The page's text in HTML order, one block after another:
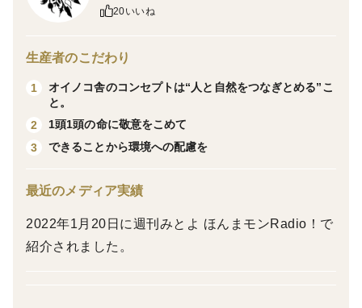
20いいね
生産者のこだわり
1
オイノコ舎のコンセプトは“人と自然をつなぎとめる”こ
と。
2
1頭1頭の命に敬意をこめて
3
できることから環境への配慮を
最近のメディア実績
2022年1月20日に週刊みとよ ほんまモンRadio！で
紹介されました。